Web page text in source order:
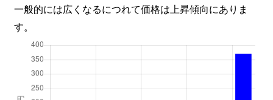
一般的には広くなるにつれて価格は上昇傾向にありま
す。